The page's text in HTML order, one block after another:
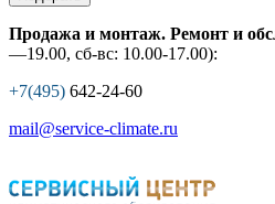
Продажа и монтаж. Ремонт и
—19.00, сб-вс: 10.00-17.00):
+7(495) 642-24-60
mail@service-climate.ru